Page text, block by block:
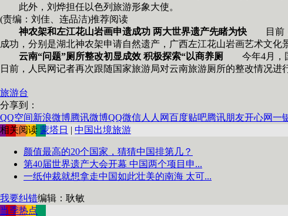
此外，刘烨担任以色列旅游形象大使。
(责编：刘佳、连品洁)推荐阅读
神农架和左江花山岩画申遗成功 两大世界遗产先睹为快 目前，
成功，分别是湖北神农架申请自然遗产，广西左江花山岩画艺术文化
云南“问题”厕所整改初显成效 积极探索“以商养厕 今年4月，国
日前，人民网记者再次跟随国家旅游局对云南旅游厕所的整改情况
旅游台
分享到：
QQ空间新浪微博腾讯微博QQ微信人人网百度贴吧腾讯朋友开心网一
相关阅读 蒙塔日 | 中国出境旅游
颜值最高的20个国家，猜猜中国排第几？
第40届世界遗产大会开幕 中国两个项目申...
一纸仲裁就想拿走中国如此壮美的南海 太可...
我要纠错编辑：耿敏
当季热点